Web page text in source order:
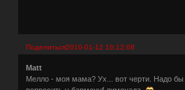
Поделиться2010-01-12 16:12:08
Matt
Мелло - моя мама? Ух... вот черти. Надо бы